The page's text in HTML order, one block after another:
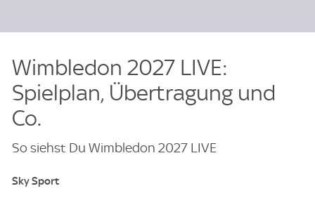
Wimbledon 2027 LIVE:
Spielplan, Übertragung und
Co.
So siehst Du Wimbledon 2027 LIVE
Sky Sport